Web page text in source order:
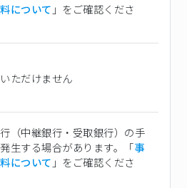
について 」をご確認くださ
ただけません
（中継銀行・受取銀行）の手
生する場合があります。「事
について 」をご確認くださ